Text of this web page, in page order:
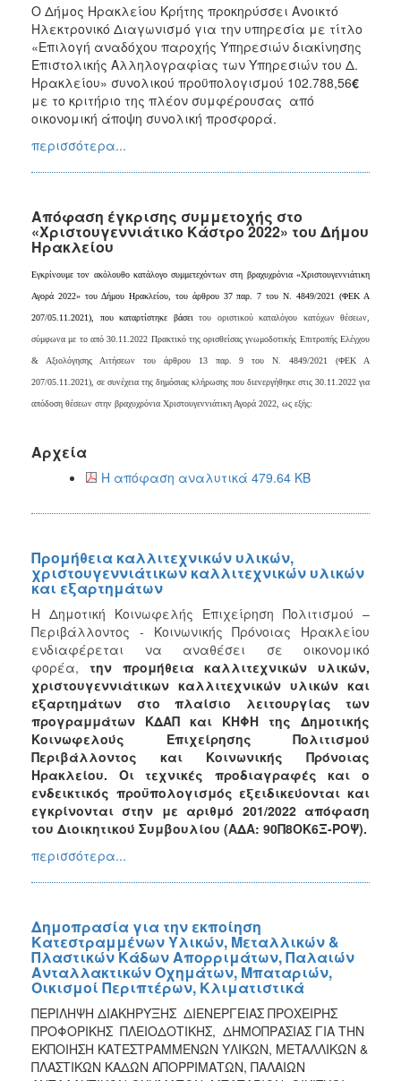
Ο Δήμος Ηρακλείου Κρήτης προκηρύσσει Ανοικτό
Ηλεκτρονικό Διαγωνισμό για την υπηρεσία με τίτλο
«Επιλογή αναδόχου παροχής Υπηρεσιών διακίνησης
Επιστολικής Αλληλογραφίας των Υπηρεσιών του Δ.
Ηρακλείου» συνολικού προϋπολογισμού 102.788,56€
με το κριτήριο της πλέον συμφέρουσας από
οικονομική άποψη συνολική προσφορά.
περισσότερα...
Απόφαση έγκρισης συμμετοχής στο
«Χριστουγεννιάτικο Κάστρο 2022» του Δήμου
Ηρακλείου
Εγκρίνουμε τον ακόλουθο κατάλογο συμμετεχόντων στη βραχυχρόνια «Χριστουγεννιάτικη
Αγορά 2022» του Δήμου Ηρακλείου, του άρθρου 37 παρ. 7 του Ν. 4849/2021 (ΦΕΚ Α
207/05.11.2021), που καταρτίστηκε βάσει του οριστικού καταλόγου κατόχων θέσεων,
σύμφωνα με το από 30.11.2022 Πρακτικό της ορισθείσας γνωμοδοτικής Επιτροπής Ελέγχου
& Αξιολόγησης Αιτήσεων του άρθρου 13 παρ. 9 του Ν. 4849/2021 (ΦΕΚ Α
207/05.11.2021), σε συνέχεια της δημόσιας κλήρωσης που διενεργήθηκε στις 30.11.2022 για
απόδοση θέσεων στην βραχυχρόνια Χριστουγεννιάτικη Αγορά 2022, ως εξής:
Αρχεία
Η απόφαση αναλυτικά 479.64 KB
Προμήθεια καλλιτεχνικών υλικών,
χριστουγεννιάτικων καλλιτεχνικών υλικών
και εξαρτημάτων
H Δημοτική Κοινωφελής Επιχείρηση Πολιτισμού –
Περιβάλλοντος - Κοινωνικής Πρόνοιας Ηρακλείου
ενδιαφέρεται να αναθέσει σε οικονομικό
φορέα, την προμήθειακαλλιτεχνικών υλικών,
χριστουγεννιάτικων καλλιτεχνικών υλικών και
εξαρτημάτων στο πλαίσιο λειτουργίας των
προγραμμάτων ΚΔΑΠ και ΚΗΦΗ της Δημοτικής
Κοινωφελούς Επιχείρησης Πολιτισμού
Περιβάλλοντος και Κοινωνικής Πρόνοιας
Ηρακλείου. Οι τεχνικές προδιαγραφές και ο
ενδεικτικός προϋπολογισμός εξειδικεύονται και
εγκρίνονται στην με αριθμό 201/2022 απόφαση
του Διοικητικού Συμβουλίου (ΑΔΑ: 90Π8ΟΚ6Ξ-ΡΟΨ).
περισσότερα...
Δημοπρασία για την εκποίηση
Κατεστραμμένων Υλικών, Μεταλλικών &
Πλαστικών Κάδων Απορριμάτων, Παλαιών
Ανταλλακτικών Οχημάτων, Μπαταριών,
Οικισμοί Περιπτέρων, Κλιματιστικά
ΠΕΡΙΛΗΨΗ ΔΙΑΚΗΡΥΞΗΣ ΔΙΕΝΕΡΓΕΙΑΣ ΠΡΟΧΕΙΡΗΣ
ΠΡΟΦΟΡΙΚΗΣ ΠΛΕΙΟΔΟΤΙΚΗΣ, ΔΗΜΟΠΡΑΣΙΑΣ ΓΙΑ ΤΗΝ
ΕΚΠΟΙΗΣΗ ΚΑΤΕΣΤΡΑΜΜΕΝΩΝ ΥΛΙΚΩΝ, METAΛΛΙΚΩΝ &
ΠΛΑΣΤΙΚΩΝ ΚΑΔΩΝ ΑΠΟΡΡΙΜΑΤΩΝ, ΠΑΛΑΙΩΝ